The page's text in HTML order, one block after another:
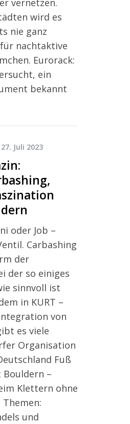
wird es
nie ganz
nachtaktive
Eurorack:
ein
bekannt
27. Juli 2023
oder Job –
Carbashing
der
der so einiges
sinnvoll ist
in KURT –
von
es viele
Organisation
Fuß
–
Klettern ohne
und